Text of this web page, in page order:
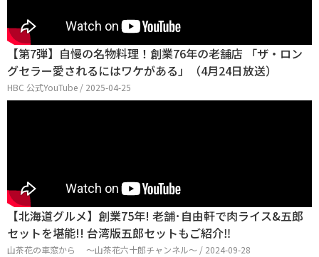
【第7弾】自慢の名物料理！創業76年の老舗店 「ザ・ロン
グセラー愛されるにはワケがある」（4月24日放送）
HBC 公式YouTube / 2025-04-25
【北海道グルメ】創業75年! 老舗･自由軒で肉ライス&五郎
セットを堪能!! 台湾版五郎セットもご紹介‼
山茶花の車窓から ～山茶花六十郎チャンネル～ / 2024-09-28